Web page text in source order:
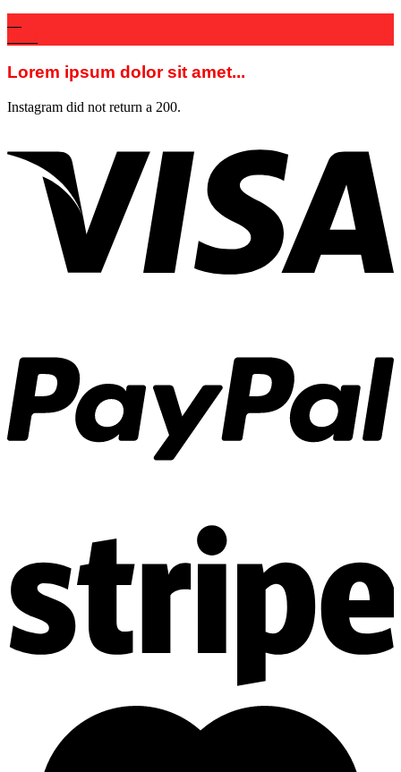
Lorem ipsum dolor sit amet...
Instagram did not return a 200.